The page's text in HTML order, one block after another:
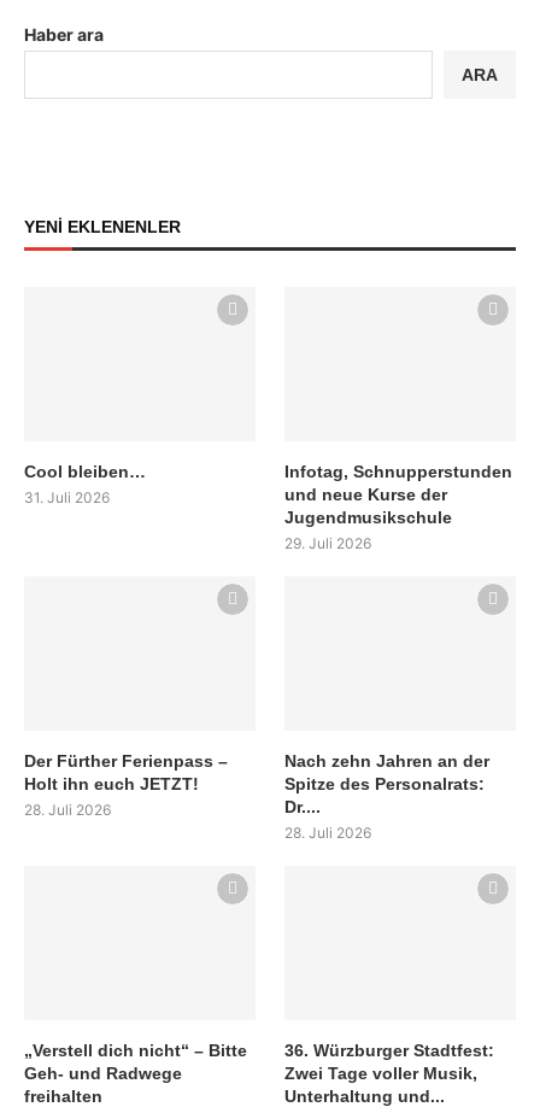
Haber ara
ARA
YENİ EKLENENLER
Cool bleiben…
31. Juli 2026
Infotag, Schnupperstunden
und neue Kurse der
Jugendmusikschule
29. Juli 2026
Der Fürther Ferienpass –
Holt ihn euch JETZT!
28. Juli 2026
Nach zehn Jahren an der
Spitze des Personalrats:
Dr....
28. Juli 2026
„Verstell dich nicht“ – Bitte
Geh- und Radwege
freihalten
36. Würzburger Stadtfest:
Zwei Tage voller Musik,
Unterhaltung und...